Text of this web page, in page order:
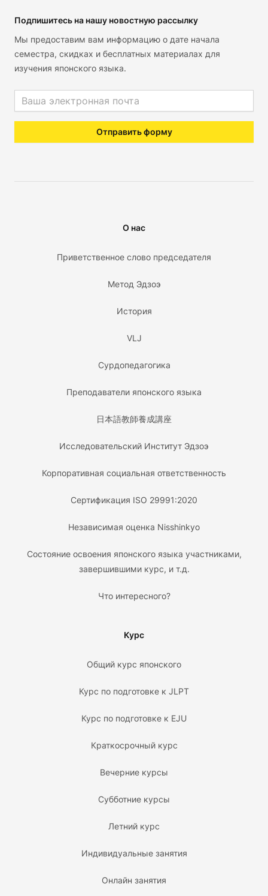
Подпишитесь на нашу новостную рассылку
Мы предоставим вам информацию о дате начала
семестра, скидках и бесплатных материалах для
изучения японского языка.
Email address
Отправить форму
О нас
Приветственное слово председателя
Метод Эдзоэ
История
VLJ
Сурдопедагогика
Преподаватели японского языка
日本語教師養成講座
Исследовательский Институт Эдзоэ
Корпоративная социальная ответственность
Сертификация ISO 29991:2020
Независимая оценка Nisshinkyo
Состояние освоения японского языка участниками,
завершившими курс, и т.д.
Что интересного?
Курс
Общий курс японского
Курс по подготовке к JLPT
Курс по подготовке к EJU
Краткосрочный курс
Вечерние курсы
Субботние курсы
Летний курс
Индивидуальные занятия
Онлайн занятия